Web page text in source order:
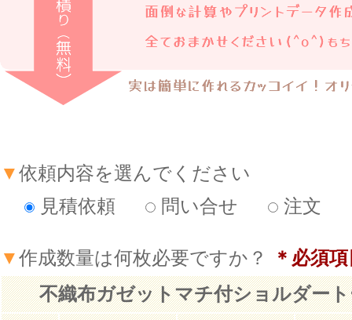
▼依頼内容を選んでください
見積依頼
問い合せ 注文
▼作成数量は何枚必要ですか？
＊必須
不織布ガゼットマチ付ショルダー